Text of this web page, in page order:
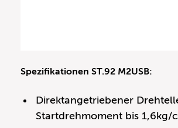
Spezifikationen ST.92 M2USB:
Direktangetriebener
Startdrehmoment bis 1,6kg/